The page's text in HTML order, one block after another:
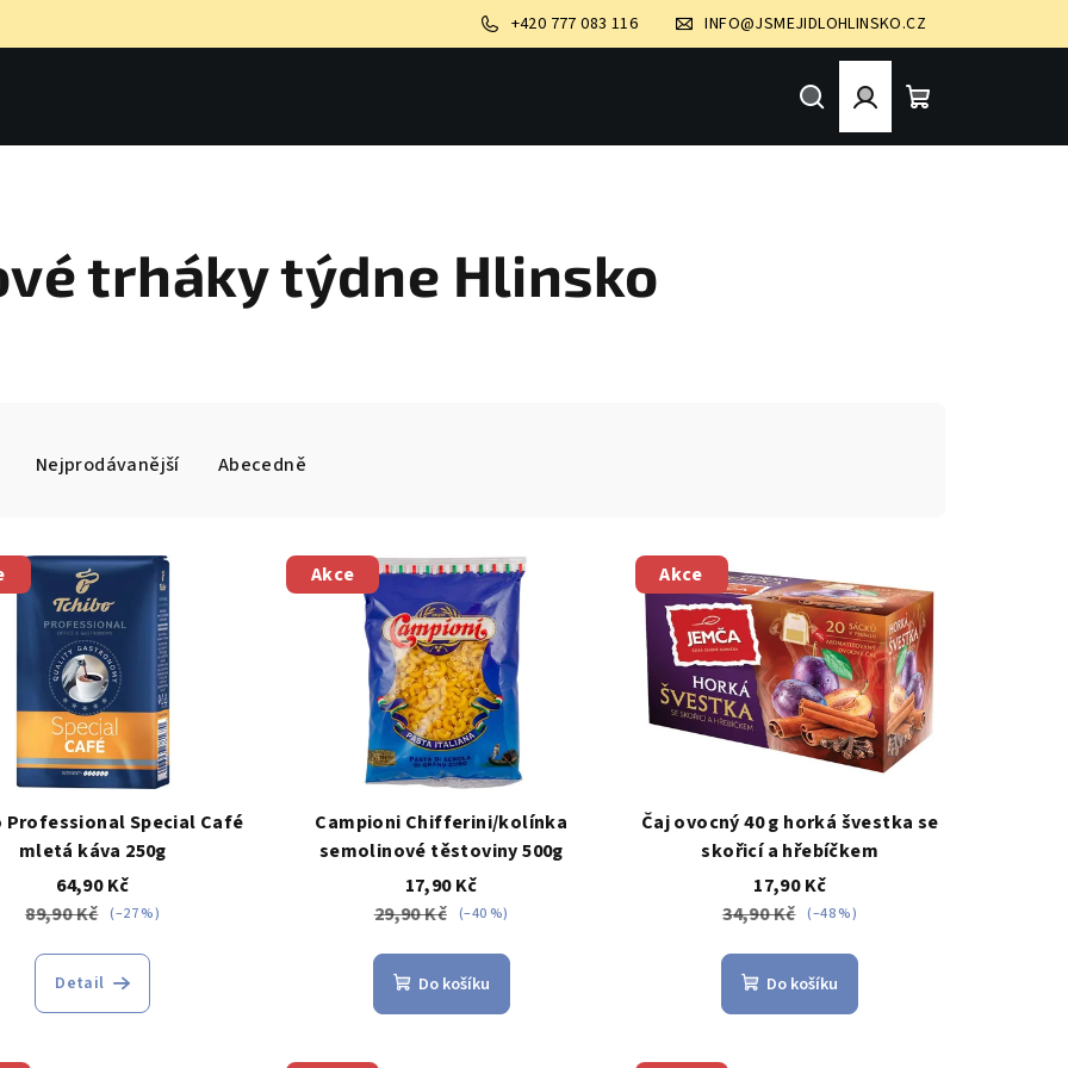
+420 777 083 116 INFO@JSMEJIDLOHLINSKO.CZ
HledatPřihlášení
trháky týdne Hlinsko
Nejprodávanější Abecedně
Professional Special Café
mletá káva 250g
64,90 Kč
89,90 Kč (–27 %)
Detail
Akce
Campioni Chifferini/kolínka
semolinové těstoviny 500g
17,90 Kč
29,90 Kč (–40 %)
Do košíku
Akce
Čaj ovocný 40 g horká švestka se
skořicí a hřebíčkem
17,90 Kč
34,90 Kč (–48 %)
Do košíku